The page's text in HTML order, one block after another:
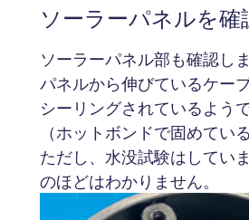
ソーラーパネルを確
ソーラーパネル部も確認しま
パネルから伸びているケー
シーリングされているようで
（ホットボンドで固めてい
ただし、水没試験はしてい
のほどはわかりません。